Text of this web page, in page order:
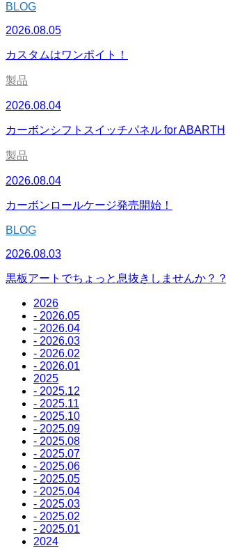
BLOG
2026.08.05
カスタムはワンポイト！
製品
2026.08.04
カーボンシフトスイッチパネル for ABARTH
製品
2026.08.04
カーボンロールケージ発売開始！
BLOG
2026.08.03
黒板アートでちょっと息抜きしませんか？？
2026
- 2026.05
- 2026.04
- 2026.03
- 2026.02
- 2026.01
2025
- 2025.12
- 2025.11
- 2025.10
- 2025.09
- 2025.08
- 2025.07
- 2025.06
- 2025.05
- 2025.04
- 2025.03
- 2025.02
- 2025.01
2024